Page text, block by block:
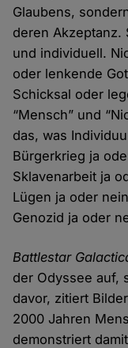
Glaubens,
deren Akzeptanz.
und individuell.
oder lenkende
Schicksal oder
“Mensch” und
das, was
Bürgerkrieg ja
Sklavenarbeit ja
Lügen ja oder
Genozid ja oder
Battlestar
der Odyssee auf,
davor, zitiert
2000 Jahren
demonstriert